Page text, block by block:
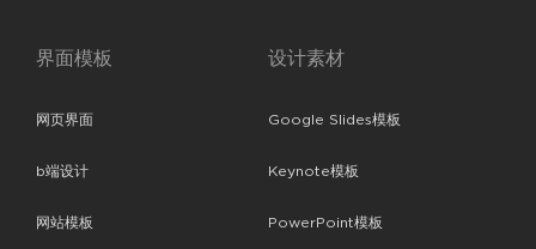
界面模板
网页界面
b端设计
网站模板
设计素材
Google Slides模板
Keynote模板
PowerPoint模板